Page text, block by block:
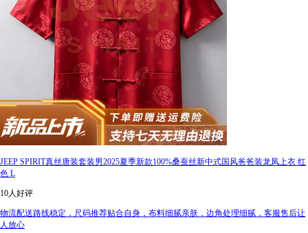
JEEP SPIRIT真丝唐装套装男2025夏季新款100%桑蚕丝新中式国风爸爸装龙凤上衣 红
色 L
10人好评
物流配送路线稳定，尺码推荐贴合自身，布料细腻亲肤，边角处理细腻，客服售后让
人放心